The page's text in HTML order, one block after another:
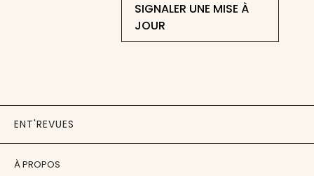
SIGNALER UNE MISE À
JOUR
ENT'REVUES
À PROPOS